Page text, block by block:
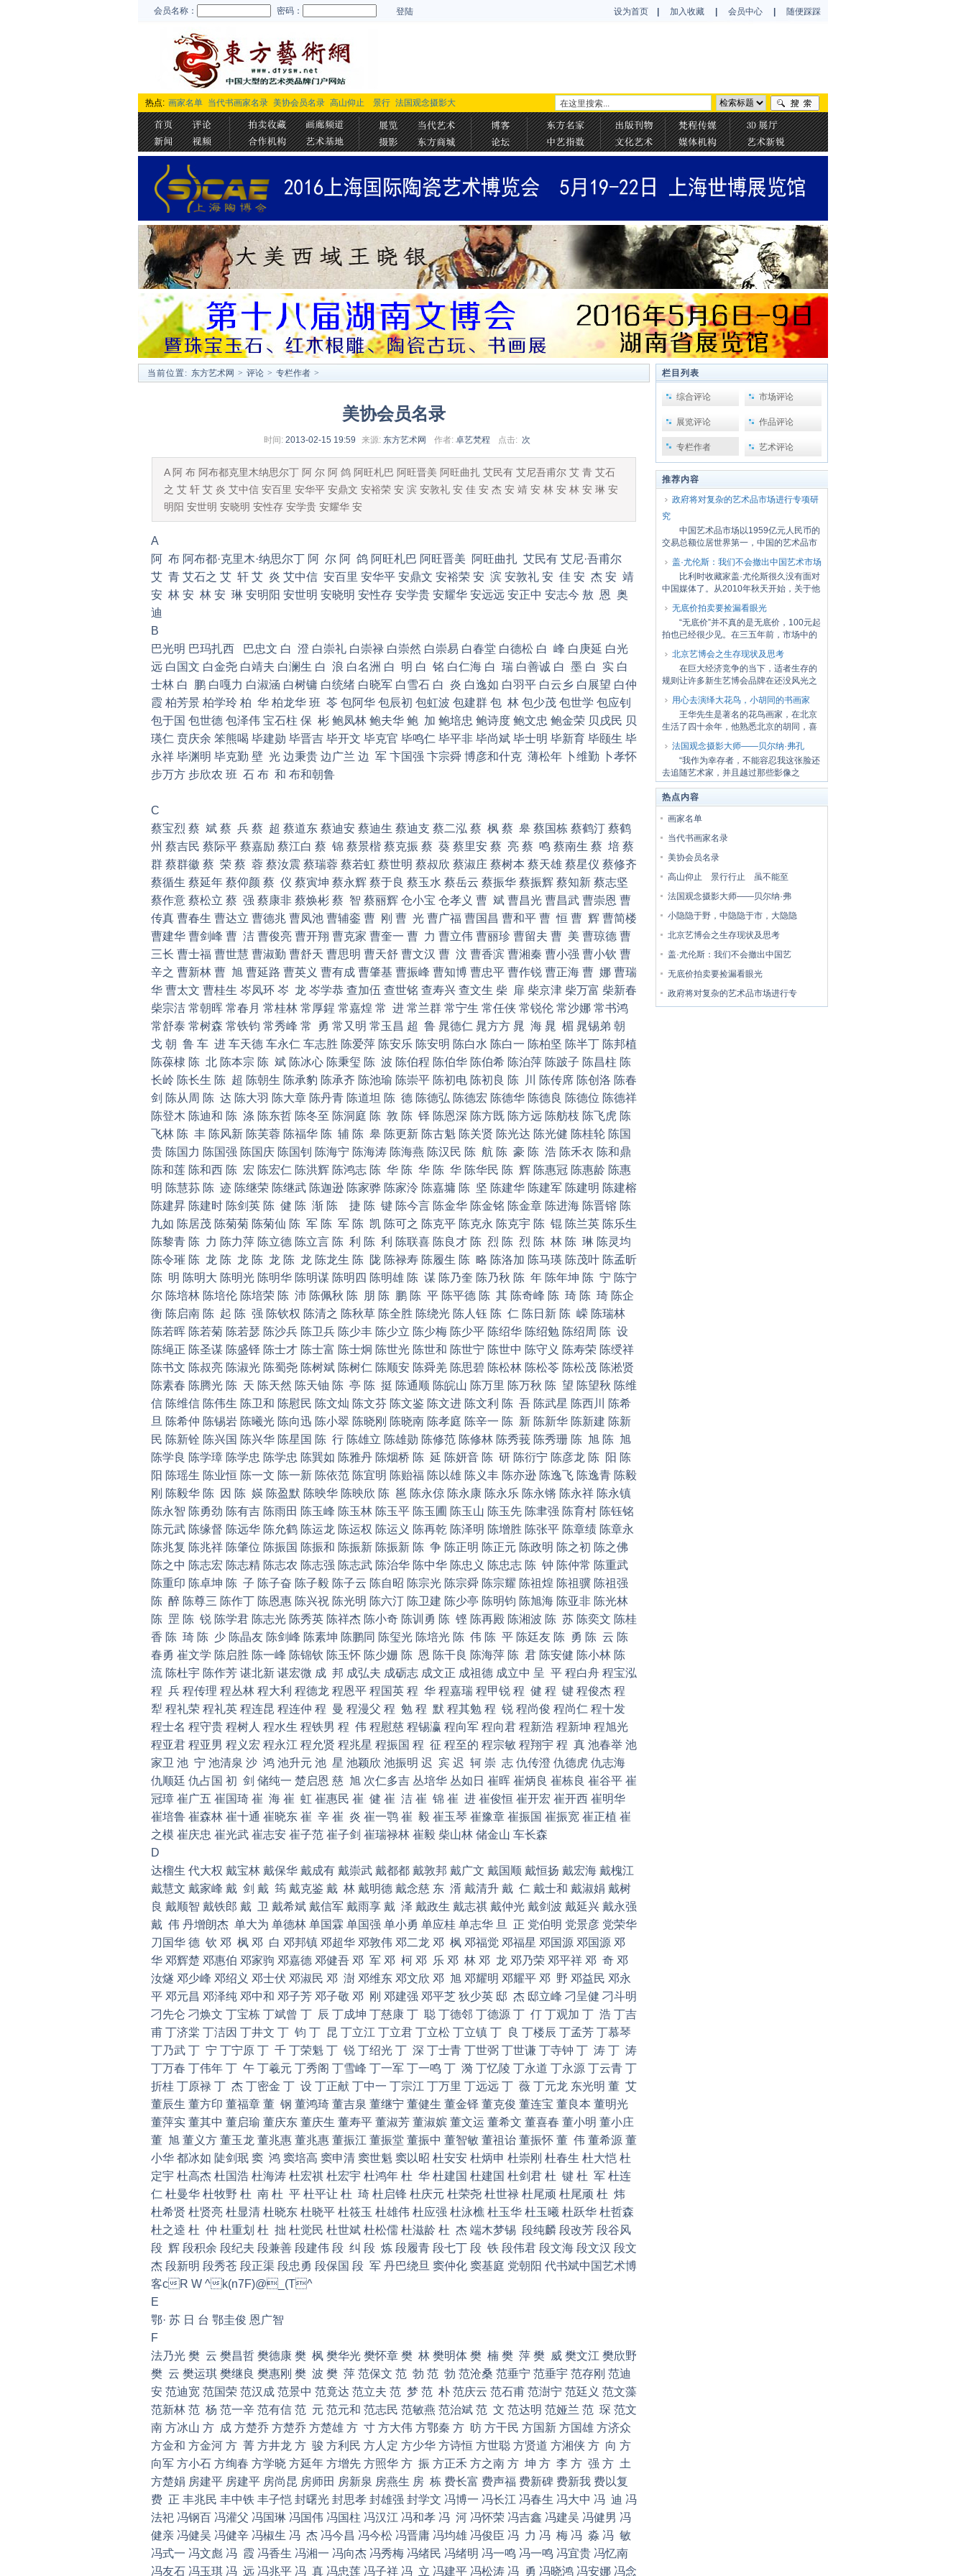
会员名称： 密码： 登陆 设为首页 加入收藏 会员中心 随便踩踩
热点: 画家名单 当代书画家名录 美协会员名录 高山仰止 景行 法国观念摄影大
当前位置: 东方艺术网 > 评论 > 专栏作者 >
美协会员名录
时间: 2013-02-15 19:59 来源: 东方艺术网 作者: 卓艺梵程 点击: 次
A 阿 布 阿布都克里木纳思尔丁 阿 尔 阿 鸽 阿旺札巴 阿旺晋美 阿旺曲扎 艾民有 艾尼吾甫尔 艾 青 艾石
之 艾 轩 艾 炎 艾中信 安百里 安华平 安鼎文 安裕荣 安 滨 安敦礼 安 佳 安 杰 安 靖 安 林 安 林 安 琳 安
明阳 安世明 安晓明 安性存 安学贵 安耀华 安
A
阿 布 阿布都·克里木·纳思尔丁 阿 尔 阿 鸽 阿旺札巴 阿旺晋美 阿旺曲扎 艾民有 艾尼·吾甫尔
艾 青 艾石之 艾 轩 艾 炎 艾中信 安百里 安华平 安鼎文 安裕荣 安 滨 安敦礼 安 佳 安 杰 安 靖
安 林 安 林 安 琳 安明阳 安世明 安晓明 安性存 安学贵 安耀华 安远远 安正中 安志今 敖 恩 奥
迪
B
巴光明 巴玛扎西 巴忠文 白 澄 白崇礼 白崇禄 白崇然 白崇易 白春堂 白德松 白 峰 白庚延 白光
远 白国文 白金尧 白靖夫 白澜生 白 浪 白名洲 白 明 白 铭 白仁海 白 瑞 白善诚 白 墨 白 实 白
士林 白 鹏 白嘎力 白淑涵 白树镛 白统绪 白晓军 白雪石 白 炎 白逸如 白羽平 白云乡 白展望 白仲
霞 柏芳景 柏学玲 柏 华 柏龙华 班 苓 包阿华 包辰初 包虹波 包建群 包 林 包少茂 包世学 包应钊
包于国 包世德 包泽伟 宝石柱 保 彬 鲍凤林 鲍夫华 鲍 加 鲍培忠 鲍诗度 鲍文忠 鲍金荣 贝戌民 贝
瑛仁 贲庆余 笨熊喝 毕建勋 毕晋吉 毕开文 毕克官 毕鸣仁 毕平非 毕尚斌 毕士明 毕新育 毕颐生 毕
永祥 毕渊明 毕克勤 壁 光 边秉贵 边广兰 边 军 卞国强 卞宗舜 博彦和什克 薄松年 卜维勤 卜孝怀
步万方 步欣农 班 石 布 和 布和朝鲁
C
蔡宝烈 蔡 斌 蔡 兵 蔡 超 蔡道东 蔡迪安 蔡迪生 蔡迪支 蔡二泓 蔡 枫 蔡 皋 蔡国栋 蔡鹤汀 蔡鹤
州 蔡吉民 蔡际平 蔡嘉励 蔡江白 蔡 锦 蔡景楷 蔡克振 蔡 葵 蔡里安 蔡 亮 蔡 鸣 蔡南生 蔡 培 蔡
群 蔡群徽 蔡 荣 蔡 蓉 蔡汝震 蔡瑞蓉 蔡若虹 蔡世明 蔡叔欣 蔡淑庄 蔡树本 蔡天雄 蔡星仪 蔡修齐
蔡循生 蔡延年 蔡仰颜 蔡 仪 蔡寅坤 蔡永辉 蔡于良 蔡玉水 蔡岳云 蔡振华 蔡振辉 蔡知新 蔡志坚
蔡作意 蔡松立 蔡 强 蔡康非 蔡焕彬 蔡 智 蔡丽辉 仓小宝 仓孝义 曹 斌 曹昌光 曹昌武 曹崇恩 曹
传真 曹春生 曹达立 曹德兆 曹凤池 曹辅銮 曹 刚 曹 光 曹广福 曹国昌 曹和平 曹 恒 曹 辉 曹简楼
曹建华 曹剑峰 曹 洁 曹俊亮 曹开翔 曹克家 曹奎一 曹 力 曹立伟 曹丽珍 曹留夫 曹 美 曹琼德 曹
三长 曹士福 曹世慧 曹淑勤 曹舒天 曹思明 曹天舒 曹文汉 曹 汶 曹香滨 曹湘秦 曹小强 曹小钦 曹
辛之 曹新林 曹 旭 曹延路 曹英义 曹有成 曹肇基 曹振峰 曹知博 曹忠平 曹作锐 曹正海 曹 娜 曹瑞
华 曹太文 曹桂生 岑凤环 岑 龙 岑学恭 查加伍 查世铭 查寿兴 查文生 柴 扉 柴京津 柴万富 柴新春
柴宗洁 常朝晖 常春月 常桂林 常厚鍟 常嘉煌 常 进 常兰群 常宁生 常任侠 常锐伦 常沙娜 常书鸿
常舒泰 常树森 常铁钧 常秀峰 常 勇 常又明 常玉昌 超 鲁 晁德仁 晁方方 晁 海 晁 楣 晁锡弟 朝
戈 朝 鲁 车 进 车天德 车永仁 车志胜 陈爱萍 陈安乐 陈安明 陈白水 陈白一 陈柏坚 陈半丁 陈邦植
陈葆棣 陈 北 陈本宗 陈 斌 陈冰心 陈秉玺 陈 波 陈伯程 陈伯华 陈伯希 陈泊萍 陈跛子 陈昌柱 陈
长岭 陈长生 陈 超 陈朝生 陈承豹 陈承齐 陈池瑜 陈崇平 陈初电 陈初良 陈 川 陈传席 陈创洛 陈春
剑 陈从周 陈 达 陈大羽 陈大章 陈丹青 陈道坦 陈 德 陈德弘 陈德宏 陈德华 陈德良 陈德位 陈德祥
陈登木 陈迪和 陈 涤 陈东哲 陈冬至 陈洞庭 陈 敦 陈 铎 陈恩深 陈方既 陈方远 陈舫枝 陈飞虎 陈
飞林 陈 丰 陈风新 陈芙蓉 陈福华 陈 辅 陈 皋 陈更新 陈古魁 陈关贤 陈光达 陈光健 陈桂轮 陈国
贵 陈国力 陈国强 陈国庆 陈国钊 陈海宁 陈海涛 陈海燕 陈汉民 陈 航 陈 豪 陈 浩 陈禾衣 陈和鼎
陈和莲 陈和西 陈 宏 陈宏仁 陈洪辉 陈鸿志 陈 华 陈 华 陈 华 陈华民 陈 辉 陈惠冠 陈惠龄 陈惠
明 陈慧荪 陈 迹 陈继荣 陈继武 陈迦逊 陈家骅 陈家泠 陈嘉墉 陈 坚 陈建华 陈建军 陈建明 陈建榕
陈建昇 陈建时 陈剑英 陈 健 陈 渐 陈 捷 陈 键 陈今言 陈金华 陈金铭 陈金章 陈进海 陈晋镕 陈
九如 陈居茂 陈菊菊 陈菊仙 陈 军 陈 军 陈 凯 陈可之 陈克平 陈克永 陈克宇 陈 锟 陈兰英 陈乐生
陈黎青 陈 力 陈力萍 陈立德 陈立言 陈 利 陈 利 陈联喜 陈良才 陈 烈 陈 烈 陈 林 陈 琳 陈灵均
陈令璀 陈 龙 陈 龙 陈 龙 陈 龙 陈龙生 陈 陇 陈禄寿 陈履生 陈 略 陈洛加 陈马瑛 陈茂叶 陈孟昕
陈 明 陈明大 陈明光 陈明华 陈明谋 陈明四 陈明雄 陈 谋 陈乃奎 陈乃秋 陈 年 陈年坤 陈 宁 陈宁
尔 陈培林 陈培伦 陈培荣 陈 沛 陈佩秋 陈 朋 陈 鹏 陈 平 陈平德 陈 其 陈奇峰 陈 琦 陈 琦 陈企
衡 陈启南 陈 起 陈 强 陈钦权 陈清之 陈秋草 陈全胜 陈绕光 陈人钰 陈 仁 陈日新 陈 嵘 陈瑞林
陈若晖 陈若菊 陈若瑟 陈沙兵 陈卫兵 陈少丰 陈少立 陈少梅 陈少平 陈绍华 陈绍勉 陈绍周 陈 设
陈绳正 陈圣谋 陈盛铎 陈士才 陈士富 陈士炯 陈世光 陈世和 陈世宁 陈世中 陈守义 陈寿荣 陈绶祥
陈书文 陈叔亮 陈淑光 陈蜀尧 陈树斌 陈树仁 陈顺安 陈舜羌 陈思碧 陈松林 陈松苓 陈松茂 陈淞贤
陈素春 陈腾光 陈 天 陈天然 陈天铀 陈 亭 陈 挺 陈通顺 陈皖山 陈万里 陈万秋 陈 望 陈望秋 陈维
信 陈维信 陈伟生 陈卫和 陈慰民 陈文灿 陈文芬 陈文鉴 陈文进 陈文利 陈 吾 陈武星 陈西川 陈希
旦 陈希仲 陈锡岩 陈曦光 陈向迅 陈小翠 陈晓刚 陈晓南 陈孝庭 陈辛一 陈 新 陈新华 陈新建 陈新
民 陈新铨 陈兴国 陈兴华 陈星国 陈 行 陈雄立 陈雄勋 陈修范 陈修林 陈秀莪 陈秀珊 陈 旭 陈 旭
陈学良 陈学璋 陈学忠 陈学忠 陈巽如 陈雅丹 陈烟桥 陈 延 陈妍音 陈 研 陈衍宁 陈彦龙 陈 阳 陈
阳 陈瑶生 陈业恒 陈一文 陈一新 陈依范 陈宜明 陈贻福 陈以雄 陈义丰 陈亦逊 陈逸飞 陈逸青 陈毅
刚 陈毅华 陈 因 陈 媖 陈盈默 陈映华 陈映欣 陈 邕 陈永倞 陈永康 陈永乐 陈永锵 陈永祥 陈永镇
陈永智 陈勇劲 陈有吉 陈雨田 陈玉峰 陈玉林 陈玉平 陈玉圃 陈玉山 陈玉先 陈聿强 陈育村 陈钰铭
陈元武 陈缘督 陈远华 陈允鹤 陈运龙 陈运权 陈运义 陈再乾 陈泽明 陈增胜 陈张平 陈章绩 陈章永
陈兆复 陈兆祥 陈肇位 陈振国 陈振和 陈振新 陈振新 陈 争 陈正明 陈正元 陈政明 陈之初 陈之佛
陈之中 陈志宏 陈志精 陈志农 陈志强 陈志武 陈治华 陈中华 陈忠义 陈忠志 陈 钟 陈仲常 陈重武
陈重印 陈卓坤 陈 子 陈子奋 陈子毅 陈子云 陈自昭 陈宗光 陈宗舜 陈宗耀 陈祖煌 陈祖骥 陈祖强
陈 醉 陈尊三 陈作丁 陈恩惠 陈兴祝 陈光明 陈六汀 陈卫建 陈少亭 陈明钧 陈旭海 陈亚非 陈光林
陈 罡 陈 锐 陈学君 陈志光 陈秀英 陈祥杰 陈小奇 陈训勇 陈 铿 陈再殿 陈湘波 陈 苏 陈奕文 陈桂
香 陈 琦 陈 少 陈晶友 陈剑峰 陈素坤 陈鹏同 陈玺光 陈培光 陈 伟 陈 平 陈廷友 陈 勇 陈 云 陈
春勇 崔文学 陈启胜 陈一峰 陈锦钦 陈玉怀 陈少姗 陈 恩 陈干良 陈海萍 陈 君 陈安健 陈小林 陈
流 陈杜宇 陈作芳 谌北新 谌宏微 成 邦 成弘夫 成砺志 成文正 成祖德 成立中 呈 平 程白舟 程宝泓
程 兵 程传理 程丛林 程大利 程德龙 程恩平 程国英 程 华 程嘉瑞 程甲锐 程 健 程 键 程俊杰 程
犁 程礼荣 程礼英 程连昆 程连仲 程 曼 程漫父 程 勉 程 默 程其勉 程 锐 程尚俊 程尚仁 程十发
程士名 程守贵 程树人 程水生 程铁男 程 伟 程慰慈 程锡瀛 程向军 程向君 程新浩 程新坤 程旭光
程亚君 程亚男 程义宏 程永江 程允贤 程兆星 程振国 程 征 程至的 程宗敏 程翔宇 程 真 池春举 池
家卫 池 宁 池清泉 沙 鸿 池升元 池 星 池颖欣 池振明 迟 宾 迟 轲 崇 志 仇传澄 仇德虎 仇志海
仇顺廷 仇占国 初 剑 储纯一 楚启恩 慈 旭 次仁多吉 丛培华 丛如日 崔晖 崔炳良 崔栋良 崔谷平 崔
冠璋 崔广五 崔国琦 崔 海 崔 虹 崔惠民 崔 健 崔 洁 崔 锦 崔 进 崔俊恒 崔开宏 崔开西 崔明华
崔培鲁 崔森林 崔十通 崔晓东 崔 辛 崔 炎 崔一鹗 崔 毅 崔玉琴 崔豫章 崔振国 崔振宽 崔正植 崔
之模 崔庆忠 崔光武 崔志安 崔子范 崔子剑 崔瑞禄林 崔毅 柴山林 储金山 车长森
D
达榴生 代大权 戴宝林 戴保华 戴成有 戴崇武 戴都都 戴敦邦 戴广文 戴国顺 戴恒扬 戴宏海 戴槐江
戴慧文 戴家峰 戴 剑 戴 筠 戴克鉴 戴 林 戴明德 戴念慈 东 湑 戴清升 戴 仁 戴士和 戴淑娟 戴树
良 戴顺智 戴铁郎 戴 卫 戴希斌 戴信军 戴雨享 戴 泽 戴政生 戴志祺 戴仲光 戴剑波 戴延兴 戴永强
戴 伟 丹增朗杰 单大为 单德林 单国霖 单国强 单小勇 单应桂 单志华 旦 正 党伯明 党景彦 党荣华
刀国华 德 钦 邓 枫 邓 白 邓邦镇 邓超华 邓敦伟 邓二龙 邓 枫 邓福觉 邓福星 邓国源 邓国源 邓
华 邓辉楚 邓惠伯 邓家驹 邓嘉德 邓健吾 邓 军 邓 柯 邓 乐 邓 林 邓 龙 邓乃荣 邓平祥 邓 奇 邓
汝燧 邓少峰 邓绍义 邓士伏 邓淑民 邓 澍 邓维东 邓文欣 邓 旭 邓耀明 邓耀平 邓 野 邓益民 邓永
平 邓元昌 邓泽纯 邓中和 邓子芳 邓子敬 邓 刚 邓建强 邓平芝 狄少英 邸 杰 邸立峰 刁呈健 刁斗明
刁先仑 刁焕文 丁宝栋 丁斌曾 丁 辰 丁成坤 丁慈康 丁 聪 丁德邻 丁德源 丁 仃 丁观加 丁 浩 丁吉
甫 丁济棠 丁洁因 丁井文 丁 钧 丁 昆 丁立江 丁立君 丁立松 丁立镇 丁 良 丁楼辰 丁孟芳 丁慕琴
丁乃武 丁 宁 丁宁原 丁 千 丁荣魁 丁 锐 丁绍光 丁 深 丁士青 丁世弼 丁世谦 丁寺钟 丁 涛 丁 涛
丁万春 丁伟年 丁 午 丁羲元 丁秀阁 丁雪峰 丁一军 丁一鸣 丁 漪 丁忆陵 丁永道 丁永源 丁云青 丁
折桂 丁原禄 丁 杰 丁密金 丁 设 丁正献 丁中一 丁宗江 丁万里 丁远远 丁 薇 丁元龙 东光明 董 艾
董辰生 董方印 董福章 董 钢 董鸿琦 董吉泉 董继宁 董健生 董金铎 董克俊 董连宝 董良本 董明光
董萍实 董其中 董启瑜 董庆东 董庆生 董寿平 董淑芳 董淑嫔 董文运 董希文 董喜春 董小明 董小庄
董 旭 董义方 董玉龙 董兆惠 董兆惠 董振江 董振堂 董振中 董智敏 董祖诒 董振怀 董 伟 董希源 董
小华 都冰如 陡剑珉 窦 鸿 窦培高 窦申清 窦世魁 窦以昭 杜安安 杜炳申 杜崇刚 杜春生 杜大恺 杜
定宇 杜高杰 杜国浩 杜海涛 杜宏祺 杜宏宇 杜鸿年 杜 华 杜建国 杜建国 杜剑君 杜 键 杜 军 杜连
仁 杜曼华 杜牧野 杜 南 杜 平 杜平让 杜 琦 杜启锋 杜庆元 杜荣尧 杜世禄 杜尾顽 杜尾顽 杜 炜
杜希贤 杜贤亮 杜显清 杜晓东 杜晓平 杜筱玉 杜雄伟 杜应强 杜泳樵 杜玉华 杜玉曦 杜跃华 杜哲森
杜之逵 杜 仲 杜重划 杜 拙 杜觉民 杜世斌 杜松儒 杜滋龄 杜 杰 端木梦锡 段纯麟 段改芳 段谷风
段 辉 段积余 段纪夫 段兼善 段建伟 段 纠 段 炼 段履青 段七丁 段 铁 段伟君 段文海 段文汉 段文
杰 段新明 段秀苍 段正渠 段忠勇 段保国 段 军 丹巴绕旦 窦仲化 窦基庭 党朝阳 代书斌中国艺术博
客cR W ^k(n7F)@_(T^
E
鄂· 苏 日 台 鄂圭俊 恩广智
F
法乃光 樊 云 樊昌哲 樊德康 樊 枫 樊华光 樊怀章 樊 林 樊明体 樊 楠 樊 萍 樊 威 樊文江 樊欣野
樊 云 樊运琪 樊继良 樊惠刚 樊 波 樊 萍 范保文 范 勃 范 勃 范沧桑 范垂宁 范垂宇 范存刚 范迪
安 范迪宽 范国荣 范汉成 范景中 范竟达 范立夫 范 梦 范 朴 范庆云 范石甫 范澍宁 范廷义 范文藻
范新林 范 杨 范一辛 范有信 范 元 范元和 范志民 范敏燕 范治斌 范 文 范达明 范娅兰 范 琛 范文
南 方冰山 方 成 方楚乔 方楚乔 方楚雄 方 寸 方大伟 方鄂秦 方 昉 方干民 方国新 方国雄 方济众
方金和 方金河 方 菁 方井龙 方 骏 方利民 方人定 方少华 方诗恒 方世聪 方贤道 方湘侠 方 向 方
向军 方小石 方绚春 方学晓 方延年 方增先 方照华 方 振 方正禾 方之南 方 坤 方 李 方 强 方 土
方楚娟 房建平 房建平 房尚昆 房师田 房新泉 房燕生 房 栋 费长富 费声福 费新碑 费新我 费以复
费 正 丰兆民 丰中铁 丰子恺 封曙光 封思孝 封雄强 封学文 冯博一 冯长江 冯春生 冯大中 冯 迪 冯
法祀 冯钢百 冯灌父 冯国琳 冯国伟 冯国柱 冯汉江 冯和孝 冯 河 冯怀荣 冯吉鑫 冯建吴 冯健男 冯
健亲 冯健吴 冯健辛 冯椒生 冯 杰 冯今昌 冯今松 冯晋庸 冯均雄 冯俊臣 冯 力 冯 梅 冯 淼 冯 敏
冯式一 冯文彪 冯 霞 冯香生 冯湘一 冯向杰 冯秀梅 冯绪民 冯绪明 冯一鸣 冯一鸣 冯宜贵 冯忆南
冯友石 冯玉琪 冯 远 冯兆平 冯 真 冯忠莲 冯子祥 冯 立 冯建平 冯松涛 冯 勇 冯晓鸿 冯安娜 冯念
栏目列表
综合评论 市场评论
展览评论 作品评论
专栏作者 艺术评论
推荐内容
政府将对复杂的艺术品市场进行专项研
究
中国艺术品市场以1959亿元人民币的
交易总额位居世界第一，中国的艺术品市
盖·尤伦斯：我们不会撤出中国艺术市场
比利时收藏家盖·尤伦斯很久没有面对
中国媒体了。从2010年秋天开始，关于他
无底价拍卖要捡漏看眼光
“无底价”并不真的是无底价，100元起
拍也已经很少见。在三五年前，市场中的
北京艺博会之生存现状及思考
在巨大经济竞争的当下，适者生存的
规则让许多新生艺博会品牌在还没风光之
用心去演绎大花鸟，小胡同的书画家
王华先生是著名的花鸟画家，在北京
生活了四十余年，他熟悉北京的胡同，喜
法国观念摄影大师——贝尔纳·弗孔
“我作为幸存者，不能容忍我这张脸还
去追随艺术家，并且越过那些影像之
美。”——...
热点内容
画家名单
当代书画家名录
美协会员名录
高山仰止 景行行止 虽不能至
法国观念摄影大师——贝尔纳·弗
小隐隐于野，中隐隐于市，大隐隐
北京艺博会之生存现状及思考
盖·尤伦斯：我们不会撤出中国艺
无底价拍卖要捡漏看眼光
政府将对复杂的艺术品市场进行专